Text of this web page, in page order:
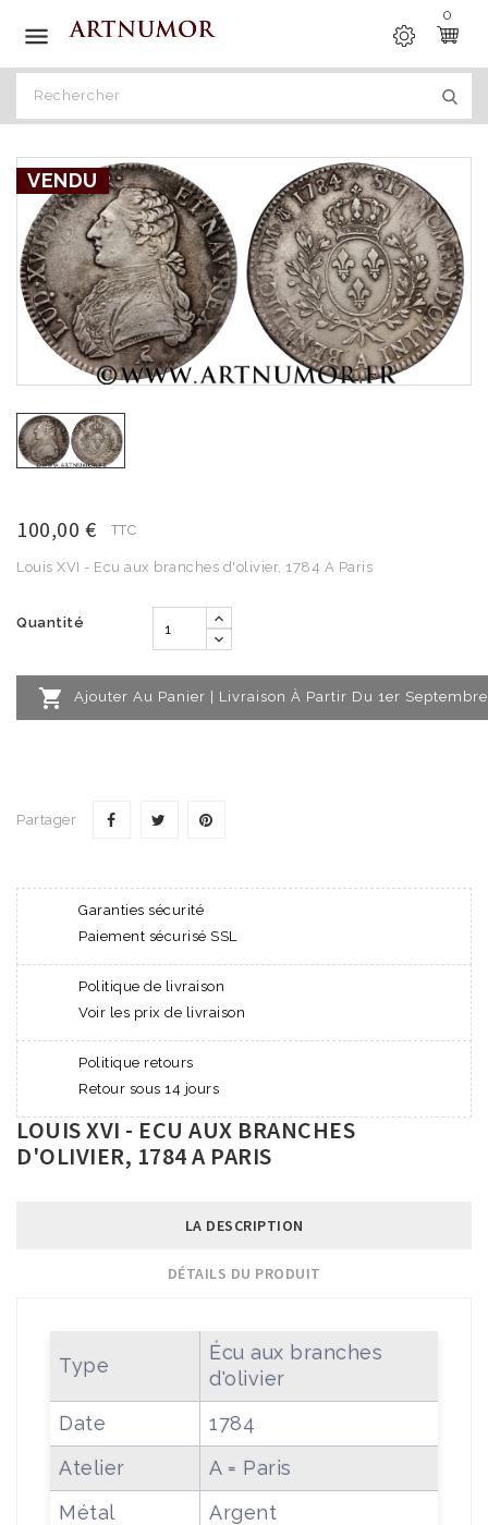

0
VENDU
100,00 € TTC
Louis XVI - Ecu aux branches d'olivier, 1784 A Paris
Quantité
 Ajouter Au Panier | Livraison À Partir Du 1er Septembre
Partager
Garanties sécurité
Paiement sécurisé SSL
Politique de livraison
Voir les prix de livraison
Politique retours
Retour sous 14 jours
LOUIS XVI - ECU AUX BRANCHES
D'OLIVIER, 1784 A PARIS
LA DESCRIPTION
DÉTAILS DU PRODUIT
Type
Écu aux branches
d'olivier
Date
1784
Atelier
A = Paris
Métal
Argent